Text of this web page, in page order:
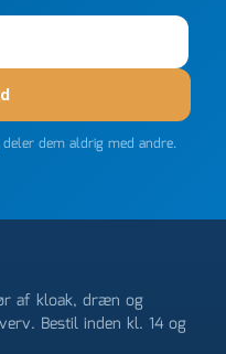
dem aldrig med andre.
af kloak, dræn og
Bestil inden kl. 14 og